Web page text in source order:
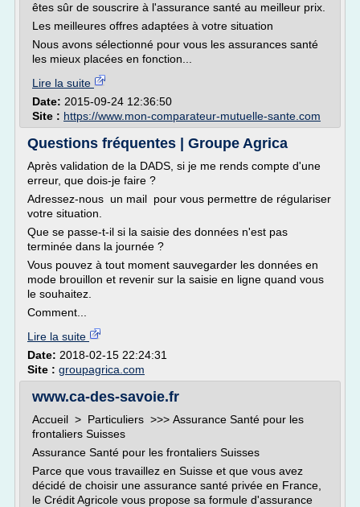
êtes sûr de souscrire à l'assurance santé au meilleur prix.
Les meilleures offres adaptées à votre situation
Nous avons sélectionné pour vous les assurances santé
les mieux placées en fonction...
Lire la suite
Date: 2015-09-24 12:36:50
Site : https://www.mon-comparateur-mutuelle-sante.com
Questions fréquentes | Groupe Agrica
Après validation de la DADS, si je me rends compte d'une
erreur, que dois-je faire ?
Adressez-nous un mail pour vous permettre de régulariser
votre situation.
Que se passe-t-il si la saisie des données n'est pas
terminée dans la journée ?
Vous pouvez à tout moment sauvegarder les données en
mode brouillon et revenir sur la saisie en ligne quand vous
le souhaitez.
Comment...
Lire la suite
Date: 2018-02-15 22:24:31
Site : groupagrica.com
www.ca-des-savoie.fr
Accueil > Particuliers >>> Assurance Santé pour les
frontaliers Suisses
Assurance Santé pour les frontaliers Suisses
Parce que vous travaillez en Suisse et que vous avez
décidé de choisir une assurance santé privée en France,
le Crédit Agricole vous propose sa formule d'assurance